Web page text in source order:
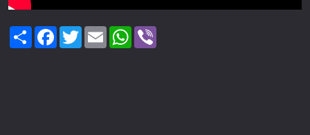
ShareFacebook
TwitterEmail WhatsApp